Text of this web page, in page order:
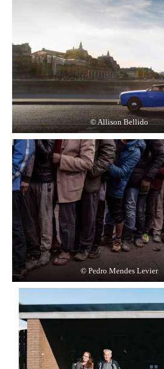
© Allison Bellido
© Pedro Mendes Levier